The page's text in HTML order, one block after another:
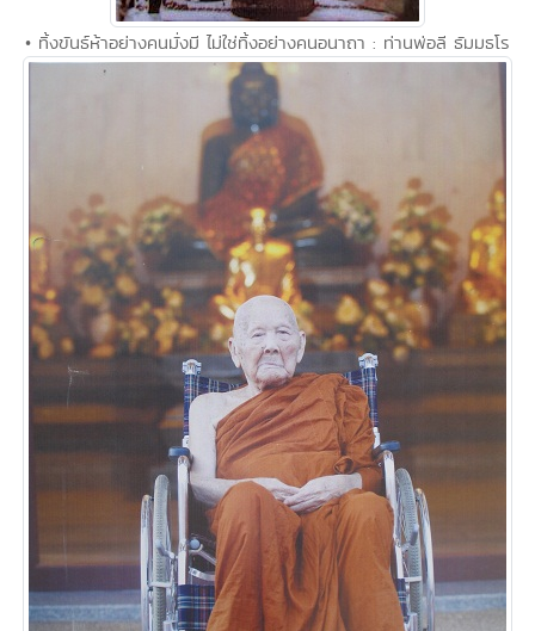
• ทิ้งขันธ์ห้าอย่างคนมั่งมี ไม่ใช่ทิ้งอย่างคนอนาถา : ท่านพ่อลี ธัมมธโร